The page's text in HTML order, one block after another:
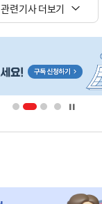
관련기사 더보기